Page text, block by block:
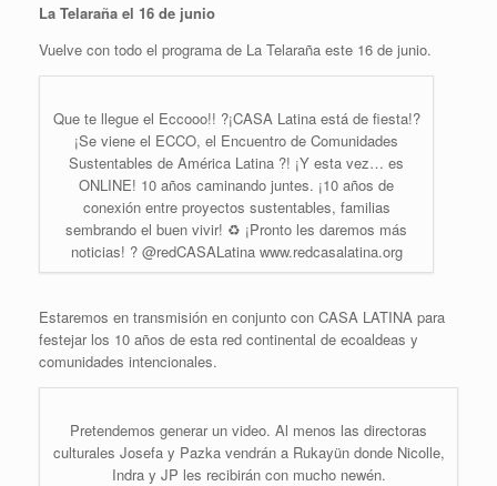
La Telaraña el 16 de junio
Vuelve con todo el programa de La Telaraña este 16 de junio.
Que te llegue el Eccooo!! ?¡CASA Latina está de fiesta!?
¡Se viene el ECCO, el Encuentro de Comunidades
Sustentables de América Latina ?! ¡Y esta vez… es
ONLINE! 10 años caminando juntes. ¡10 años de
conexión entre proyectos sustentables, familias
sembrando el buen vivir! ♻️ ¡Pronto les daremos más
noticias! ? @redCASALatina www.redcasalatina.org
Estaremos en transmisión en conjunto con CASA LATINA para
festejar los 10 años de esta red continental de ecoaldeas y
comunidades intencionales.
Pretendemos generar un video. Al menos las directoras
culturales Josefa y Pazka vendrán a Rukayün donde Nicolle,
Indra y JP les recibirán con mucho newén.